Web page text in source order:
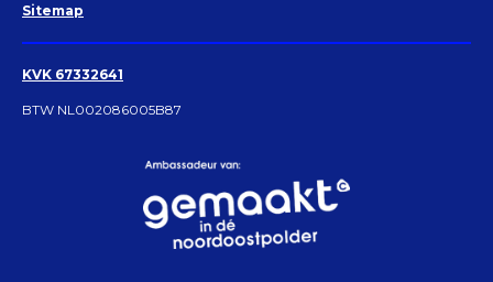
Sitemap
KVK 67332641
BTW NL002086005B87